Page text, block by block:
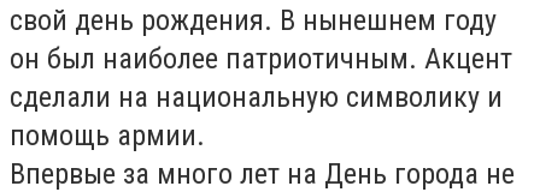
свой день рождения. В нынешнем году
он был наиболее патриотичным. Акцент
сделали на национальную символику и
помощь армии.
Впервые за много лет на День города не